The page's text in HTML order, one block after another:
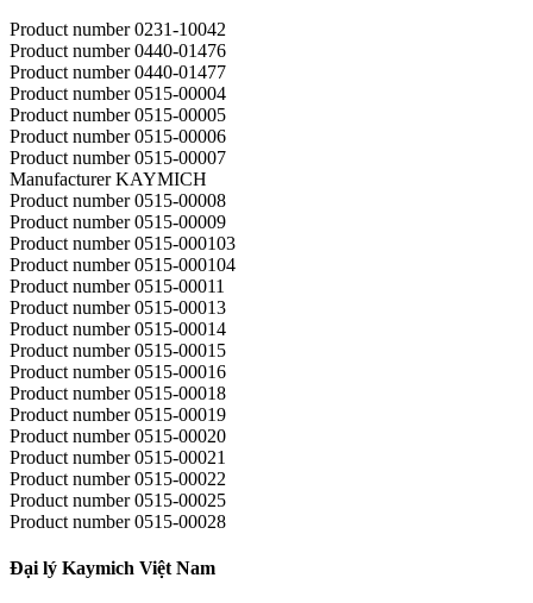
Product number 0231-10042
Product number 0440-01476
Product number 0440-01477
Product number 0515-00004
Product number 0515-00005
Product number 0515-00006
Product number 0515-00007
Manufacturer KAYMICH
Product number 0515-00008
Product number 0515-00009
Product number 0515-000103
Product number 0515-000104
Product number 0515-00011
Product number 0515-00013
Product number 0515-00014
Product number 0515-00015
Product number 0515-00016
Product number 0515-00018
Product number 0515-00019
Product number 0515-00020
Product number 0515-00021
Product number 0515-00022
Product number 0515-00025
Product number 0515-00028
Đại lý Kaymich Việt Nam